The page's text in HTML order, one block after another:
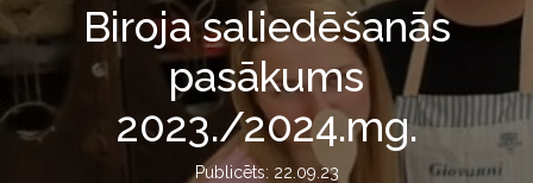
Biroja saliedēšanās
pasākums
2023./2024.mg.
Publicēts: 22.09.23